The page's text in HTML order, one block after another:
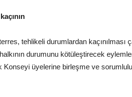
tehlikeli durumlardan kaçınılması
durumunu kötüleştirecek
Konseyi üyelerine birleşme ve